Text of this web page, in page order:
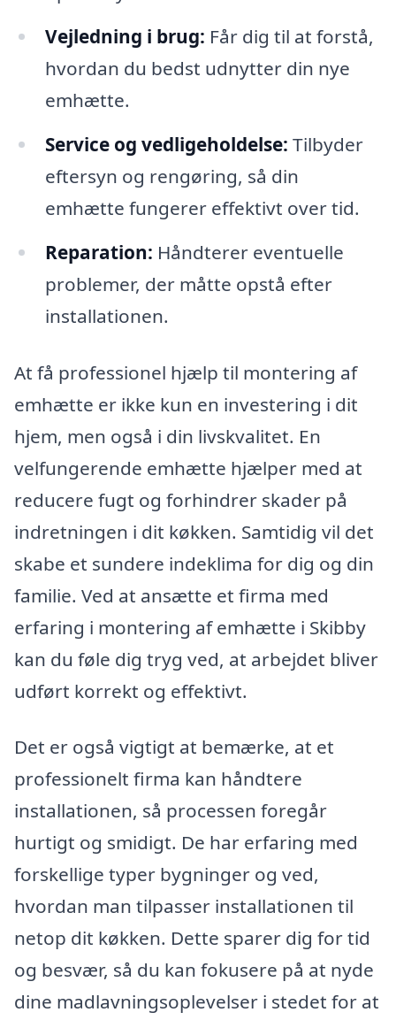
Vejledning i brug: Får dig til at forstå,
hvordan du bedst udnytter din nye
emhætte.
Service og vedligeholdelse: Tilbyder
eftersyn og rengøring, så din
emhætte fungerer effektivt over tid.
Reparation: Håndterer eventuelle
problemer, der måtte opstå efter
installationen.
At få professionel hjælp til montering af
emhætte er ikke kun en investering i dit
hjem, men også i din livskvalitet. En
velfungerende emhætte hjælper med at
reducere fugt og forhindrer skader på
indretningen i dit køkken. Samtidig vil det
skabe et sundere indeklima for dig og din
familie. Ved at ansætte et firma med
erfaring i montering af emhætte i Skibby
kan du føle dig tryg ved, at arbejdet bliver
udført korrekt og effektivt.
Det er også vigtigt at bemærke, at et
professionelt firma kan håndtere
installationen, så processen foregår
hurtigt og smidigt. De har erfaring med
forskellige typer bygninger og ved,
hvordan man tilpasser installationen til
netop dit køkken. Dette sparer dig for tid
og besvær, så du kan fokusere på at nyde
dine madlavningsoplevelser i stedet for at